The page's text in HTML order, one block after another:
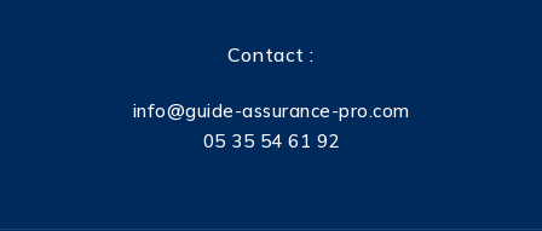
Contact :
info@guide-assurance-pro.com
05 35 54 61 92